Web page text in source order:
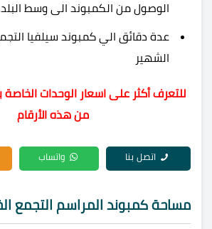
الوصول من الكمبوند الى وسط
عدة دقائق الي كمبوند سيلفيا
الشهير
للتعرف أكثر على اسعار الوحدات الخاصة
من هذه الأرقام
اتصل بنا واتساب
مساحة كمبوند المراسم التجمع